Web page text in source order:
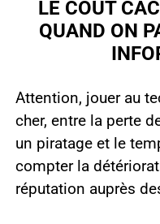
LE COÛT
QUAND ON
Attention, jouer au
cher, entre la perte
un piratage et le
compter la
réputation auprès